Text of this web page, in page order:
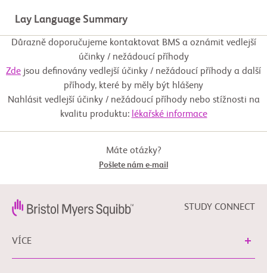
Lay Language Summary
Důrazně doporučujeme kontaktovat BMS a oznámit vedlejší
účinky / nežádoucí příhody
Zde jsou definovány vedlejší účinky / nežádoucí příhody a další
příhody, které by měly být hlášeny
Nahlásit vedlejší účinky / nežádoucí příhody nebo stížnosti na
kvalitu produktu: lékařské informace
Máte otázky?
Pošlete nám e-mail
STUDY CONNECT
VÍCE